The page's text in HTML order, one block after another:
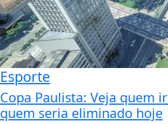
Esporte
Copa Paulista: Veja quem
quem seria eliminado hoje